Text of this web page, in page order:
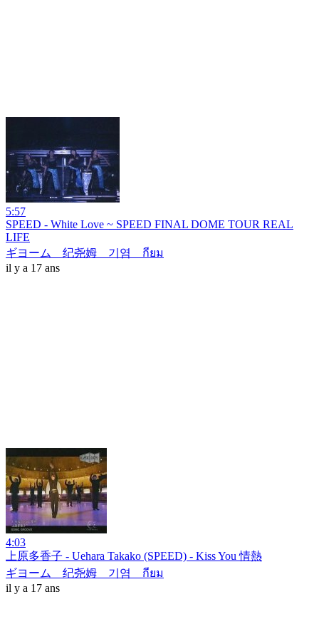
5:57
SPEED - White Love ~ SPEED FINAL DOME TOUR REAL
LIFE
ギヨーム 纪尧姆 기염 กียม
il y a 17 ans
4:03
上原多香子 - Uehara Takako (SPEED) - Kiss You 情熱
ギヨーム 纪尧姆 기염 กียม
il y a 17 ans